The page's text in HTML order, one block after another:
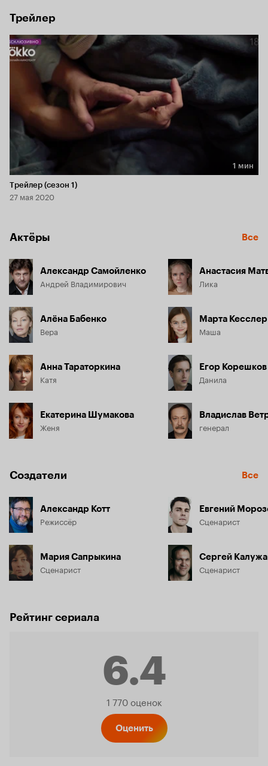
Трейлер
Длительность 1 мин
1 мин
Трейлер (сезон 1)
27 мая 2020
Актёры Все
Александр Самойленко
Андрей Владимирович
Алёна Бабенко
Вера
Анна Тараторкина
Катя
Екатерина Шумакова
Женя
Анастасия
Лика
Марта Кесслер
Маша
Егор Корешков
Данила
Владислав
генерал
Создатели Все
Александр Котт
Режиссёр
Мария Сапрыкина
Сценарист
Евгений
Сценарист
Сергей
Сценарист
Рейтинг сериала
6.4
Рейтинг
1 770 оценок
Оценить